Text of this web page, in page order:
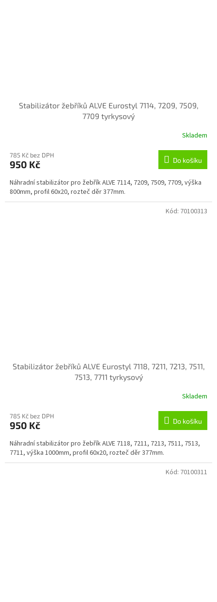
Stabilizátor žebříků ALVE Eurostyl 7114, 7209, 7509,
7709 tyrkysový
Skladem
785 Kč bez DPH
950 Kč Do košíku
Náhradní stabilizátor pro žebřík ALVE 7114, 7209, 7509, 7709, výška
800mm, profil 60x20, rozteč děr 377mm.
Stabilizátor žebříků ALVE Eurostyl 7118, 7211, 7213, 7511,
7513, 7711 tyrkysový
Skladem
785 Kč bez DPH
950 Kč Do košíku
Náhradní stabilizátor pro žebřík ALVE 7118, 7211, 7213, 7511, 7513,
7711, výška 1000mm, profil 60x20, rozteč děr 377mm.
Kód: 70100313
Kód: 70100311